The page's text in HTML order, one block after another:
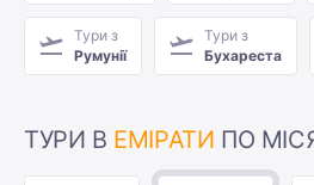
Тури з
Румунії
Тури з
Бухареста
ТУРИ В ЕМІРАТИ ПО